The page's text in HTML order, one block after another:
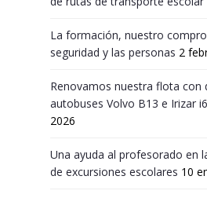
La formación, nuestro
seguridad y las personas 2
Renovamos nuestra flota con
autobuses Volvo B13 e Irizar
2026
Una ayuda al profesorado en
de excursiones escolares 10